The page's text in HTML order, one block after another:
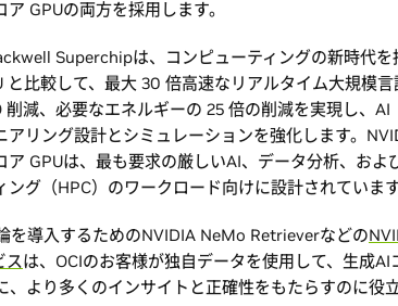
GPUの両方を採用します。
Superchipは、コンピューティングの新時代を
と比較して、最大 30 倍高速なリアルタイム大規模
削減、必要なエネルギーの 25 倍の削減を実現し、AI
アリング設計とシミュレーションを強化します。
GPUは、最も要求の厳しいAI、データ分析、およ
ング（HPC）のワークロード向けに設計されていま
を導入するためのNVIDIA NeMo Retrieverなどの
スは、OCIのお客様が独自データを使用して、生成AI
、より多くのインサイトと正確性をもたらすのに役